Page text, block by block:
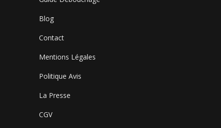
Blog
Contact
Mentions Légales
Politique Avis
La Presse
CGV